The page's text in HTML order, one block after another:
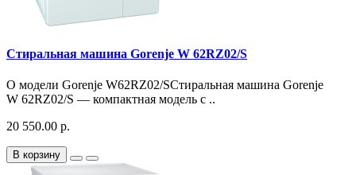
Стиральная машина Gorenje W 62RZ02/S
О модели Gorenje W62RZ02/SСтиральная машина Gorenje
W 62RZ02/S — компактная модель с ..
20 550.00 р.
В корзину